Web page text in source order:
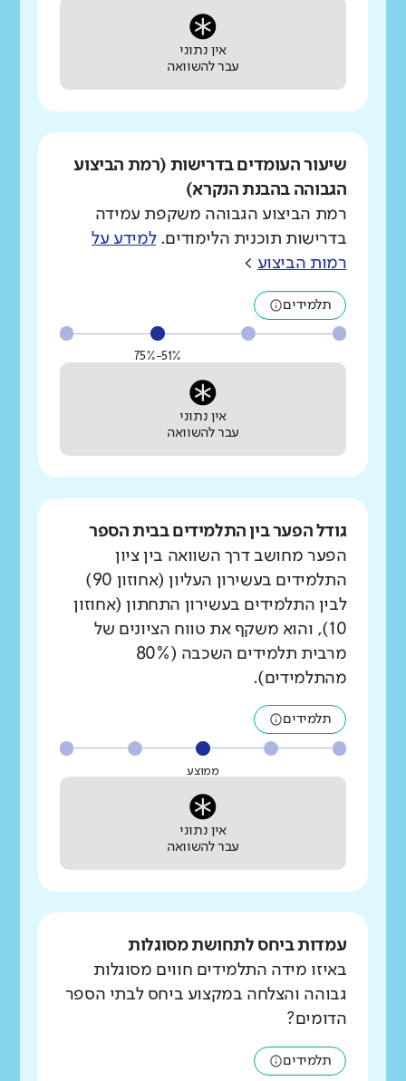
אין נתוני
עבר להשוואה
שיעור העומדים בדרישות (רמת הביצוע
הגבוהה בהבנת הנקרא)
רמת הביצוע הגבוהה משקפת עמידה
בדרישות תוכנית הלימודים.למידע על
רמות הביצוע >
תלמידים
51%-75%
אין נתוני
עבר להשוואה
גודל הפער בין התלמידים בבית הספר
הפער מחושב דרך השוואה בין ציון
התלמידים בעשירון העליון (אחוזון 90)
לבין התלמידים בעשירון התחתון (אחוזון
10), והוא משקף את טווח הציונים של
מרבית תלמידים השכבה (80%
מהתלמידים).
תלמידים
ממוצע
אין נתוני
עבר להשוואה
עמדות ביחס לתחושת מסוגלות
באיזו מידה התלמידים חווים מסוגלות
גבוהה והצלחה במקצוע ביחס לבתי הספר
הדומים?
תלמידים